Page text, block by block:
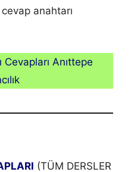
anahtarı
Cevapları Anıttepe
(TÜM DERSLER